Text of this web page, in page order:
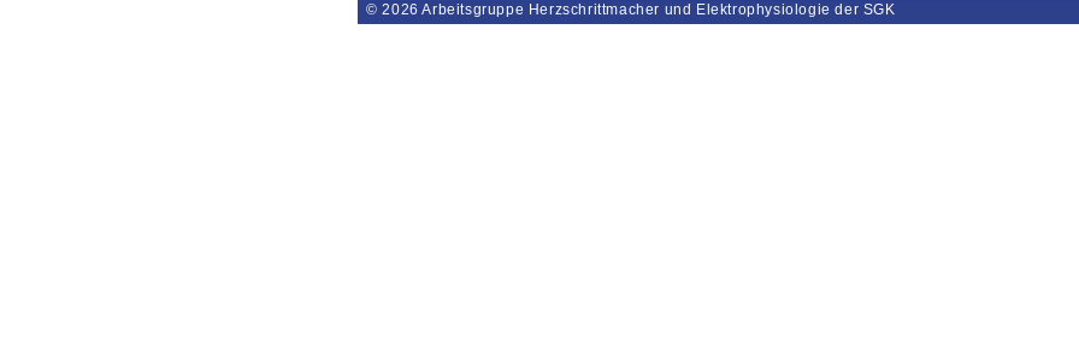
© 2026 Arbeitsgruppe Herzschrittmacher und Elektrophysiologie der SGK